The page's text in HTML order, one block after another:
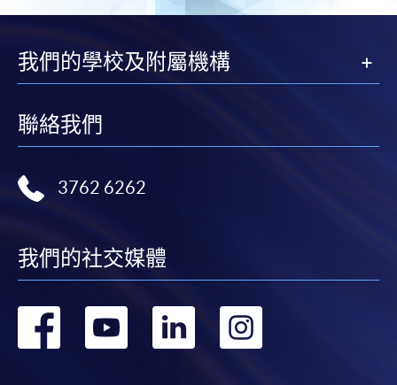
我們的學校及附屬機構
聯絡我們
3762 6262
我們的社交媒體
轉
轉
轉